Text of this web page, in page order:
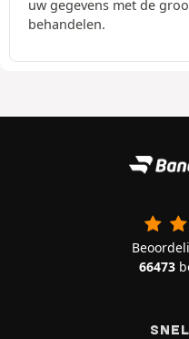
uw gegevens met de
behandelen.
66473